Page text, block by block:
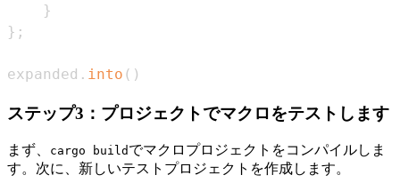
}
} ;
expanded . into ( )
ステップ3：プロジェクトでマクロをテストします
まず、 cargo build でマクロプロジェクトをコンパイルしま
す。次に、新しいテストプロジェクトを作成します。